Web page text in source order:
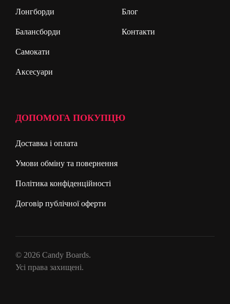
Лонгборди
Балансборди
Самокати
Аксесуари
Блог
Контакти
ДОПОМОГА ПОКУПЦЮ
Доставка і оплата
Умови обміну та повернення
Політика конфіденційності
Договір публічної оферти
© 2026 Candy Boards.
Усі права захищені.